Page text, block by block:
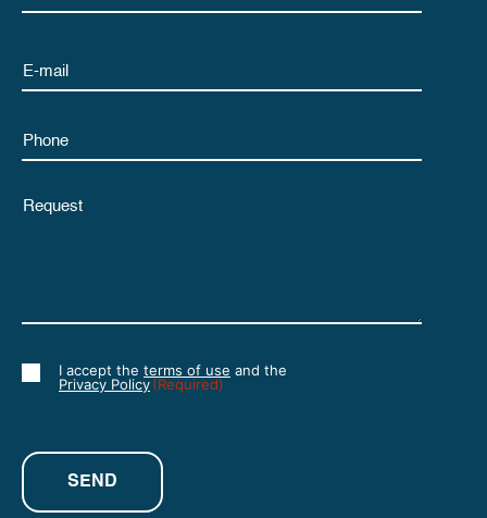
Email
Phone
Untitled
Consent
I accept the terms of use and the
Privacy Policy(Required)